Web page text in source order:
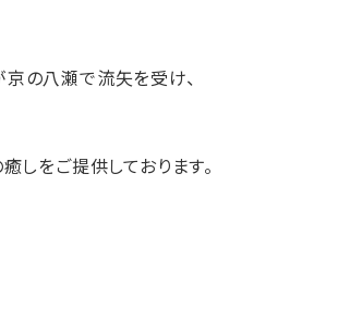
の八瀬で流矢を受け、
しをご提供しております。